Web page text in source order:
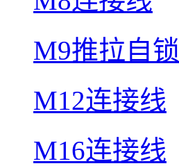
M9推拉自锁
M12连接线
M16连接线